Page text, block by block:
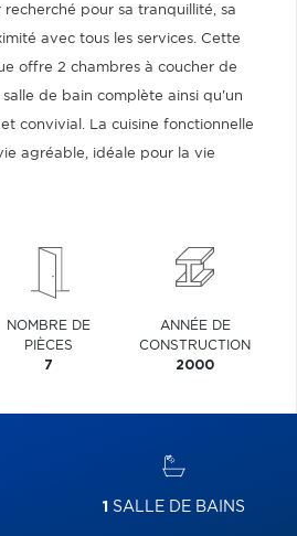
pour sa tranquillité, sa
avec tous les services. Cette
offre 2 chambres à coucher de
salle de bain complète ainsi qu'un
convivial. La cuisine fonctionnelle
agréable, idéale pour la vie
NOMBRE DE
PIÈCES
7
ANNÉE DE
CONSTRUCTION
2000
1 SALLE DE BAINS